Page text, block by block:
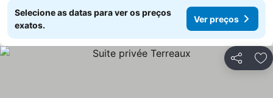
Selecione as datas para ver os preços
exatos.
Ver preços
Partilhar